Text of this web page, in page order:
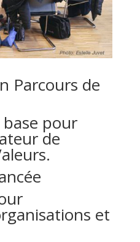
Parcours de
pour
de
et